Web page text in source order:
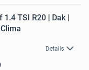
TSI R20 | Dak |
Details